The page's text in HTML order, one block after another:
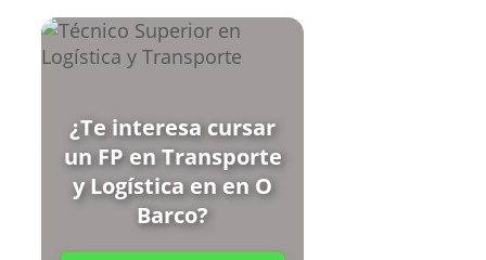
¿Te interesa cursar
un FP en Transporte
y Logística en en O
Barco?